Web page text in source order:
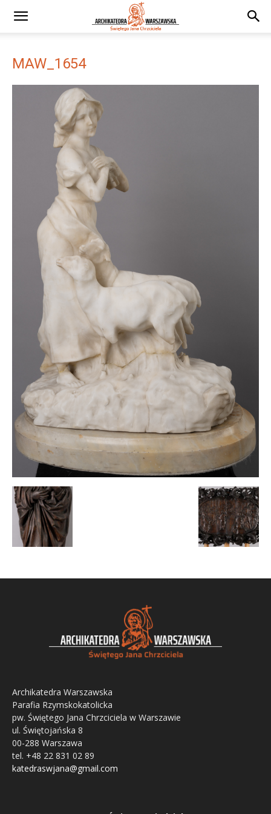
MAW_1654
Archikatedra Warszawska
Parafia Rzymskokatolicka
pw. Świętego Jana Chrzciciela w Warszawie
ul. Świętojańska 8
00-288 Warszawa
tel. +48 22 831 02 89
katedraswjana@gmail.com